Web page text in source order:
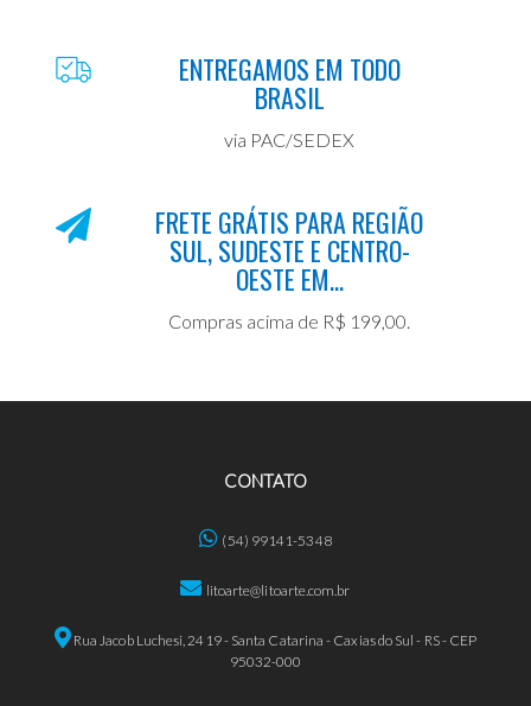
ENTREGAMOS EM TODO
BRASIL
via PAC/SEDEX
FRETE GRÁTIS PARA REGIÃO
SUL, SUDESTE E CENTRO-
OESTE EM...
Compras acima de R$ 199,00.
CONTATO
(54) 99141-5348
litoarte@litoarte.com.br
Rua Jacob Luchesi, 2419 - Santa Catarina - Caxias do Sul - RS - CEP
95032-000